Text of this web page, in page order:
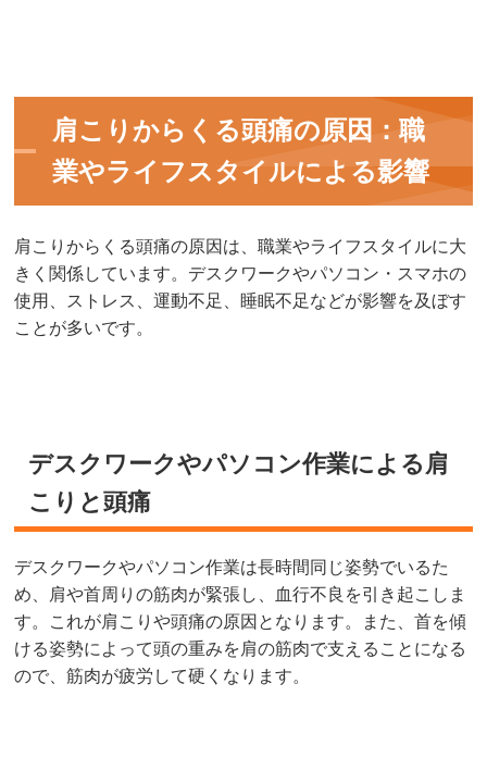
肩こりからくる頭痛の原因：職
業やライフスタイルによる影響
肩こりからくる頭痛の原因は、職業やライフスタイルに大
きく関係しています。デスクワークやパソコン・スマホの
使用、ストレス、運動不足、睡眠不足などが影響を及ぼす
ことが多いです。
デスクワークやパソコン作業による肩
こりと頭痛
デスクワークやパソコン作業は長時間同じ姿勢でいるた
め、肩や首周りの筋肉が緊張し、血行不良を引き起こしま
す。これが肩こりや頭痛の原因となります。また、首を傾
ける姿勢によって頭の重みを肩の筋肉で支えることになる
ので、筋肉が疲労して硬くなります。